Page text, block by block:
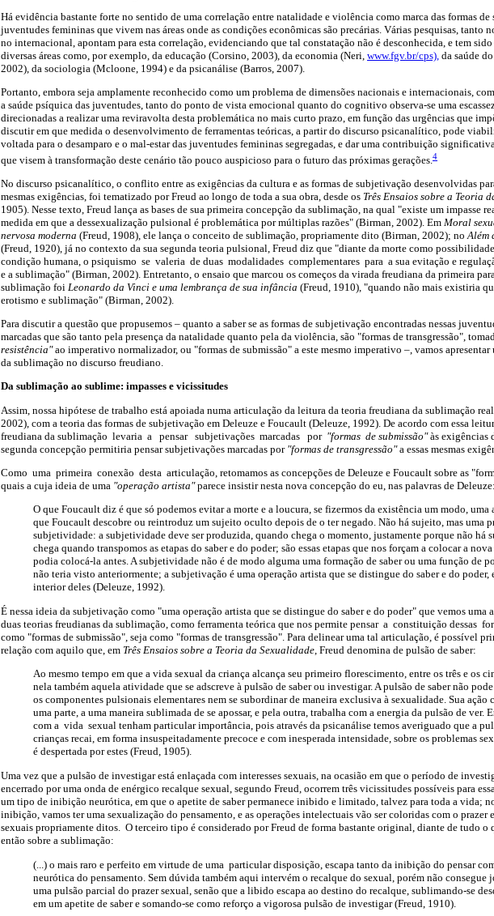
Há evidência bastante forte no sentido de uma correlação entre natalidade e violência como marca das formas de
juventudes femininas que vivem nas áreas onde as condições econômicas são precárias. Várias pesquisas, tanto
no internacional, apontam para esta correlação, evidenciando que tal constatação não é desconhecida, e tem
diversas áreas como, por exemplo, da educação (Corsino, 2003), da economia (Neri, www.fgv.br/cps), da saúde
2002), da sociologia (Mcloone, 1994) e da psicanálise (Barros, 2007).
Portanto, embora seja amplamente reconhecido como um problema de dimensões nacionais e internacionais,
a saúde psíquica das juventudes, tanto do ponto de vista emocional quanto do cognitivo observa-se uma
direcionadas a realizar uma reviravolta desta problemática no mais curto prazo, em função das urgências que
discutir em que medida o desenvolvimento de ferramentas teóricas, a partir do discurso psicanalítico, pode
voltada para o desamparo e o mal-estar das juventudes femininas segregadas, e dar uma contribuição
que visem à transformação deste cenário tão pouco auspicioso para o futuro das próximas gerações. 4
No discurso psicanalítico, o conflito entre as exigências da cultura e as formas de subjetivação desenvolvidas
mesmas exigências, foi tematizado por Freud ao longo de toda a sua obra, desde os Três Ensaios sobre a Teoria
1905). Nesse texto, Freud lança as bases de sua primeira concepção da sublimação, na qual "existe um impasse
medida em que a dessexualização pulsional é problemática por múltiplas razões" (Birman, 2002). Em Moral
nervosa moderna (Freud, 1908), ele lança o conceito de sublimação, propriamente dito (Birman, 2002); no Além
(Freud, 1920), já no contexto da sua segunda teoria pulsional, Freud diz que "diante da morte como
condição humana, o psiquismo se valeria de duas modalidades complementares para a sua evitação e
e a sublimação" (Birman, 2002). Entretanto, o ensaio que marcou os começos da virada freudiana da primeira
sublimação foi Leonardo da Vinci e uma lembrança de sua infância (Freud, 1910), "quando não mais existiria
erotismo e sublimação" (Birman, 2002).
Para discutir a questão que propusemos – quanto a saber se as formas de subjetivação encontradas nessas
marcadas que são tanto pela presença da natalidade quanto pela da violência, são "formas de transgressão",
resistência"ao imperativo normalizador, ou "formas de submissão" a este mesmo imperativo –, vamos apresentar
da sublimação no discurso freudiano.
Da sublimação ao sublime: impasses e vicissitudes
Assim, nossa hipótese de trabalho está apoiada numa articulação da leitura da teoria freudiana da sublimação
2002), com a teoria das formas de subjetivação em Deleuze e Foucault (Deleuze, 1992). De acordo com essa
freudiana da sublimação levaria a pensar subjetivações marcadas por "formas de submissão"às exigências
segunda concepção permitiria pensar subjetivações marcadas por "formas de transgressão"a essas mesmas
Como uma primeira conexão desta articulação, retomamos as concepções de Deleuze e Foucault sobre as
quais a cuja ideia de uma "operação artista"parece insistir nesta nova concepção do eu, nas palavras de Deleuze:
O que Foucault diz é que só podemos evitar a morte e a loucura, se fizermos da existência um modo,
que Foucault descobre ou reintroduz um sujeito oculto depois de o ter negado. Não há sujeito, mas uma
subjetividade: a subjetividade deve ser produzida, quando chega o momento, justamente porque não há
chega quando transpomos as etapas do saber e do poder; são essas etapas que nos forçam a colocar a
podia colocá-la antes. A subjetividade não é de modo alguma uma formação de saber ou uma função de
não teria visto anteriormente; a subjetivação é uma operação artista que se distingue do saber e do poder,
interior deles (Deleuze, 1992).
É nessa ideia da subjetivação como "uma operação artista que se distingue do saber e do poder" que vemos uma
duas teorias freudianas da sublimação, como ferramenta teórica que nos permite pensar a constituição dessas
como "formas de submissão", seja como "formas de transgressão". Para delinear uma tal articulação, é possível
relação com aquilo que, em Três Ensaios sobre a Teoria da Sexualidade , Freud denomina de pulsão de saber:
Ao mesmo tempo em que a vida sexual da criança alcança seu primeiro florescimento, entre os três e os
nela também aquela atividade que se adscreve à pulsão de saber ou investigar. A pulsão de saber não
os componentes pulsionais elementares nem se subordinar de maneira exclusiva à sexualidade. Sua ação
uma parte, a uma maneira sublimada de se apossar, e pela outra, trabalha com a energia da pulsão de ver.
com a vida sexual tenham particular importância, pois através da psicanálise temos averiguado que a
crianças recai, em forma insuspeitadamente precoce e com inesperada intensidade, sobre os problemas
é despertada por estes (Freud, 1905).
Uma vez que a pulsão de investigar está enlaçada com interesses sexuais, na ocasião em que o período de
encerrado por uma onda de enérgico recalque sexual, segundo Freud, ocorrem três vicissitudes possíveis para
um tipo de inibição neurótica, em que o apetite de saber permanece inibido e limitado, talvez para toda a vida;
inibição, vamos ter uma sexualização do pensamento, e as operações intelectuais vão ser coloridas com o prazer
sexuais propriamente ditos. O terceiro tipo é considerado por Freud de forma bastante original, diante de tudo o
então sobre a sublimação:
(...) o mais raro e perfeito em virtude de uma particular disposição, escapa tanto da inibição do pensar
neurótica do pensamento. Sem dúvida também aqui intervém o recalque do sexual, porém não consegue
uma pulsão parcial do prazer sexual, senão que a libido escapa ao destino do recalque, sublimando-se
em um apetite de saber e somando-se como reforço a vigorosa pulsão de investigar (Freud, 1910).